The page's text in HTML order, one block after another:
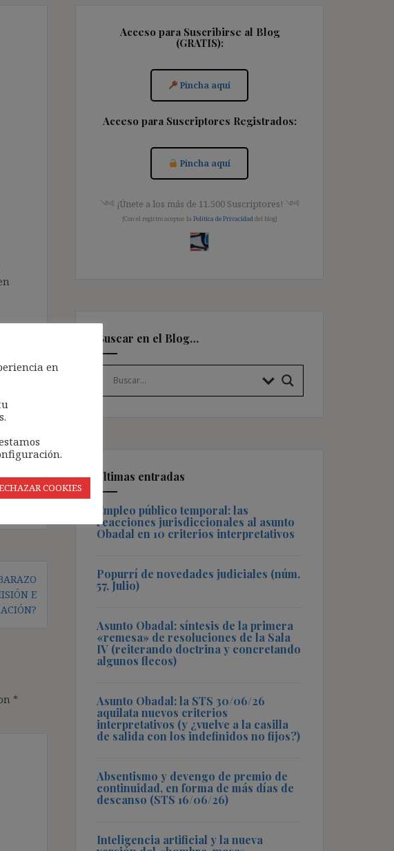
E
*
Acceso para Suscribirse al Blog
(GRATIS):
Pincha aquí
Acceso para Suscriptores Registrados:
Pincha aquí
༺ ¡Únete a los más de 11.500 Suscriptores! ༺
[Con el registro aceptas la Política de Privacidad del blog]
Buscar en el Blog…
Últimas entradas
Empleo público temporal: las
reacciones jurisdiccionales al asunto
Obadal en 10 criterios interpretativos
Popurrí de novedades judiciales (núm.
57, Julio)
Asunto Obadal: síntesis de la primera
«remesa» de resoluciones de la Sala
IV (reiterando doctrina y concretando
algunos flecos)
Asunto Obadal: la STS 30/06/26
aquilata nuevos criterios
interpretativos (y ¿vuelve a la casilla
de salida con los indefinidos no fijos?)
Absentismo y devengo de premio de
continuidad, en forma de más días de
descanso (STS 16/06/26)
Inteligencia artificial y la nueva
en
COOKIES